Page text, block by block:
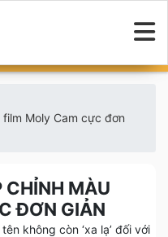
Moly Cam cực đơn
CHỈNH MÀU
ĐƠN GIẢN
không còn ‘xa lạ’ đối với